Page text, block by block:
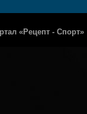
«Рецепт - Спорт»